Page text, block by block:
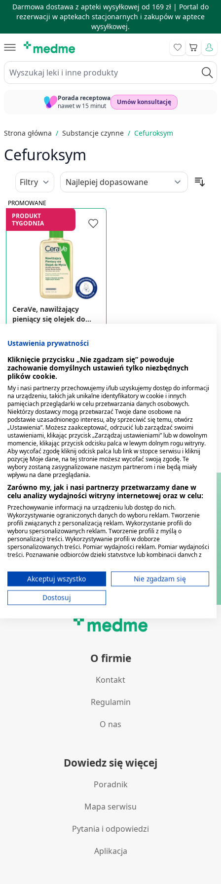
Darmowa dostawa z apteki wysyłkowej od 169 zł | Portal do
rezerwacji w aptekach stacjonarnych i zakupów w aptece
wysyłkowej.
Wyszukaj leki i inne produkty
Koszyk
Porada receptowa
nawet w 15 minut
Umów konsultację
Strona główna / Substancje czynne / Cefuroksym
Cefuroksym
Filtry
PROMOWANE
PRODUKT
TYGODNIA
CeraVe, nawilżający
pieniący się olejek do
45,19 zł
1Przedmiot Pokaż
O firmie
Kontakt
Regulamin
O nas
Dowiedz się więcej
Poradnik
Mapa serwisu
Pytania i odpowiedzi
Aplikacja
Ustawienia prywatności
Kliknięcie przycisku „Nie zgadzam się” powoduje
zachowanie domyślnych ustawień tylko niezbędnych
plików cookie.
My i nasi partnerzy przechowujemy i/lub uzyskujemy dostęp do informacji
na urządzeniu, takich jak unikalne identyfikatory w cookie i innych
pamięciach przeglądarki w celu przetwarzania danych osobowych.
Niektórzy dostawcy mogą przetwarzać Twoje dane osobowe na
podstawie uzasadnionego interesu, aby sprzeciwić się temu, otwórz
„Ustawienia”. Możesz zaakceptować, odrzucić lub zarządzać swoimi
ustawieniami, klikając przycisk „Zarządzaj ustawieniami” lub w dowolnym
momencie, klikając przycisk odcisku palca w lewym dolnym rogu witryny.
Aby wycofać zgodę kliknij odcisk palca lub link w stopce serwisu i kliknij
pozycję Moje dane, na tej stronie możesz wycofać swoją zgodę. Te
wybory zostaną zasygnalizowane naszym partnerom i nie będą miały
wpływu na dane przeglądania.
Zarówno my, jak i nasi partnerzy przetwarzamy dane w
celu analizy wydajności witryny internetowej oraz w celu:
Przechowywanie informacji na urządzeniu lub dostęp do nich.
Wykorzystywanie ograniczonych danych do wyboru reklam. Tworzenie
profili związanych z personalizacją reklam. Wykorzystanie profili do
wyboru spersonalizowanych reklam. Tworzenie profili z myślą o
personalizacji treści. Wykorzystywanie profili w doborze
spersonalizowanych treści. Pomiar wydajności reklam. Pomiar wydajności
treści. Poznawanie odbiorców dzięki statystyce lub kombinacji danych z
ograniczonych danych do wyboru treści.
Dane mogą być udostępniane poza Unię Europejską i wysyłane do USA.
Twoja zgoda i polityka cookie dotyczą wyłącznie tej witryny/aplikacji.
Wyświetl listę partnerów (11 dostawców IAB)
Tworzenie profili w celu
spersonalizowanych reklam
Wykorzystanie profili do wyboru
Tworzenie profili w celu personalizacji treści
spersonalizowanych treści
Pomiar efektywności reklam
Pomiar efektywności treści
Rozumienie odbiorców dzięki statystyce lub
kombinacji danych z różnych źródeł
Akceptuj wszystko
Nie zgadzam się
Dostosuj